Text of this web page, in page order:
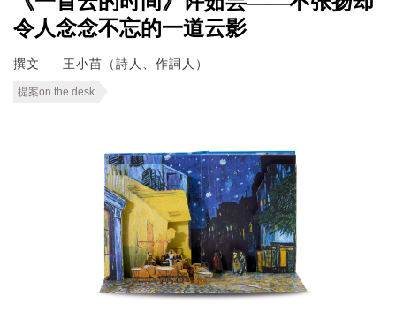
令人念念不忘的一道云影
撰文 王小苗（詩人、作詞人）
提案on the desk